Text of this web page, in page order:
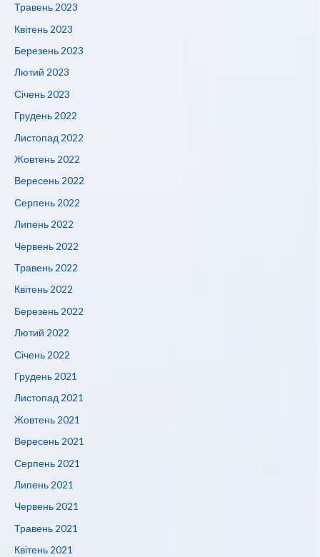
Травень 2023
Квітень 2023
Березень 2023
Лютий 2023
Січень 2023
Грудень 2022
Листопад 2022
Жовтень 2022
Вересень 2022
Серпень 2022
Липень 2022
Червень 2022
Травень 2022
Квітень 2022
Березень 2022
Лютий 2022
Січень 2022
Грудень 2021
Листопад 2021
Жовтень 2021
Вересень 2021
Серпень 2021
Липень 2021
Червень 2021
Травень 2021
Квітень 2021